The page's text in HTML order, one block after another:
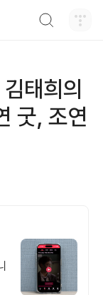
태희의
굿, 조연